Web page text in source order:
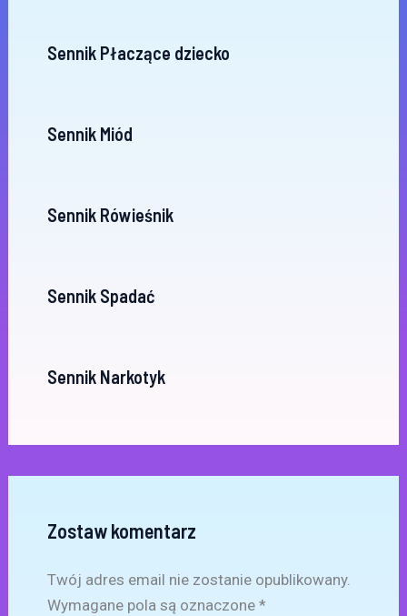
Sennik Płaczące dziecko
Sennik Miód
Sennik Rówieśnik
Sennik Spadać
Sennik Narkotyk
Zostaw komentarz
Twój adres email nie zostanie opublikowany.
Wymagane pola są oznaczone *